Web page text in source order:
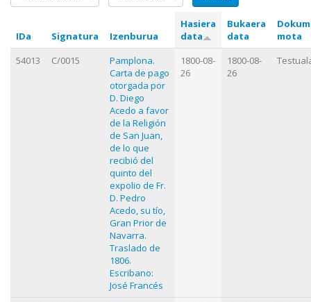
IDa Signatura Izenburua
Hasiera
data
Bukaera
data
mota
54013
C/0015
Pamplona.
Carta de pago
otorgada por
D. Diego
Acedo a favor
de la Religión
de San Juan,
de lo que
recibió del
quinto del
expolio de Fr.
D. Pedro
Acedo, su tío,
Gran Prior de
Navarra.
Traslado de
1806.
Escribano:
José Francés
1800-08-
26
1800-08-
26